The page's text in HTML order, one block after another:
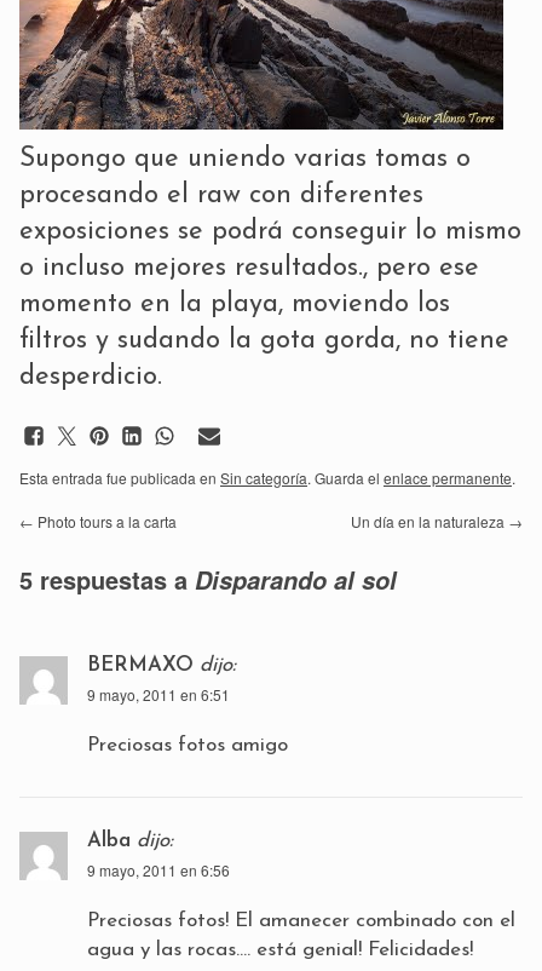
Supongo que uniendo varias tomas o
procesando el raw con diferentes
exposiciones se podrá conseguir lo mismo
o incluso mejores resultados., pero ese
momento en la playa, moviendo los
filtros y sudando la gota gorda, no tiene
desperdicio.
Esta entrada fue publicada en Sin categoría. Guarda el enlace permanente.
← Photo tours a la carta Un día en la naturaleza →
5 respuestas a Disparando al sol
BERMAXO dijo:
9 mayo, 2011 en 6:51
Preciosas fotos amigo
Alba dijo:
9 mayo, 2011 en 6:56
Preciosas fotos! El amanecer combinado con el
agua y las rocas…. está genial! Felicidades!